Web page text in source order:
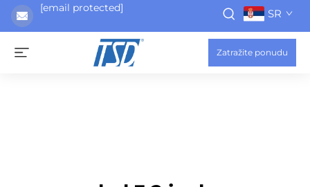
[email protected] SR
Zatražite ponudu